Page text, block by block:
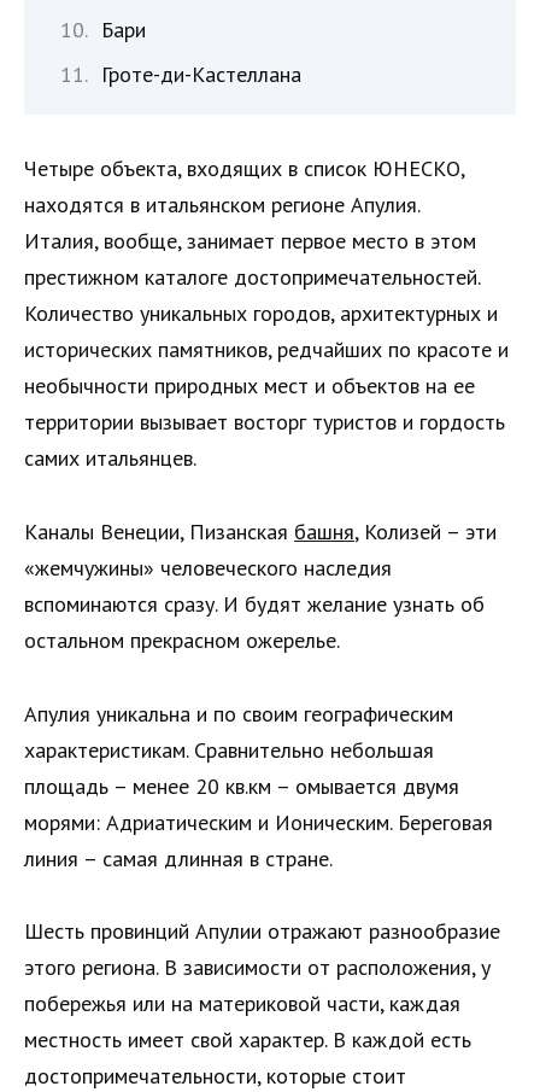
Бари
Гроте-ди-Кастеллана
Четыре объекта, входящих в список ЮНЕСКО,
находятся в итальянском регионе Апулия.
Италия, вообще, занимает первое место в этом
престижном каталоге достопримечательностей.
Количество уникальных городов, архитектурных и
исторических памятников, редчайших по красоте и
необычности природных мест и объектов на ее
территории вызывает восторг туристов и гордость
самих итальянцев.
Каналы Венеции, Пизанская башня, Колизей – эти
«жемчужины» человеческого наследия
вспоминаются сразу. И будят желание узнать об
остальном прекрасном ожерелье.
Апулия уникальна и по своим географическим
характеристикам. Сравнительно небольшая
площадь – менее 20 кв.км – омывается двумя
морями: Адриатическим и Ионическим. Береговая
линия – самая длинная в стране.
Шесть провинций Апулии отражают разнообразие
этого региона. В зависимости от расположения, у
побережья или на материковой части, каждая
местность имеет свой характер. В каждой есть
достопримечательности, которые стоит